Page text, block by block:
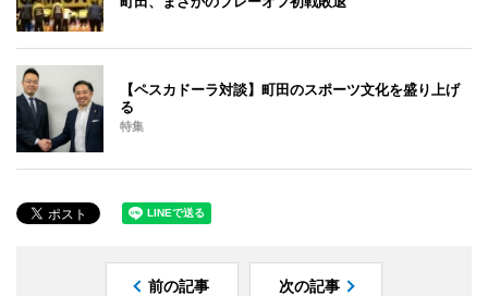
【ペスカドーラ対談】町田のスポーツ文化を盛り上げ
る
特集
前の記事 次の記事